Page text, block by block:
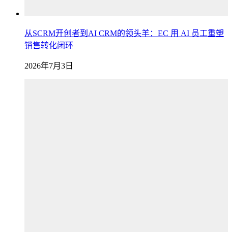
从SCRM开创者到AI CRM的领头羊：EC 用 AI 员工重塑
销售转化闭环
2026年7月3日